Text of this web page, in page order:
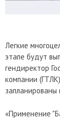
Легкие
этапе будут
гендиректор
компании
«Применение